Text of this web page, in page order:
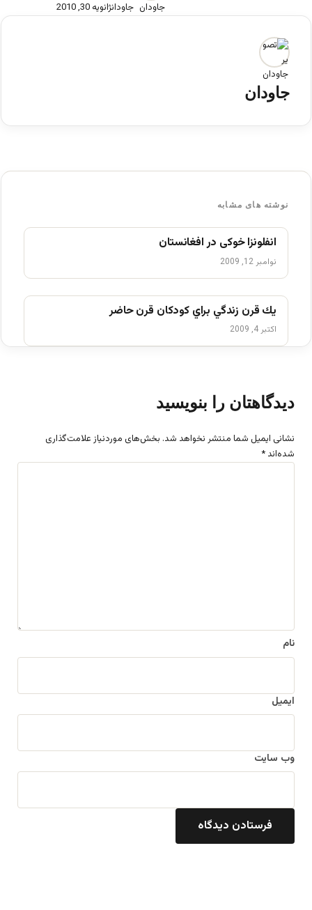
جاودانژانویه 30, 2010
جاودان
نوشته های مشابه
انفلونزا خوکی در افغانستان
نوامبر 12, 2009
يك قرن زندگي براي كودكان قرن حاضر
اکتبر 4, 2009
دیدگاهتان را بنویسید
نشانی ایمیل شما منتشر نخواهد شد. بخش‌های موردنیاز علامت‌گذاری
شده‌اند *
نام
ایمیل
وب‌ سایت